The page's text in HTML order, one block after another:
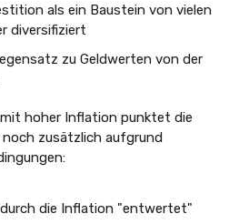
als ein Baustein von vielen
diversifiziert
zu Geldwerten von der
hoher Inflation punktet die
zusätzlich aufgrund
die Inflation "entwertet"